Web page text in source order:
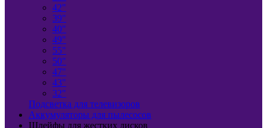
42"
39"
40"
49"
55"
50"
47"
43"
32"
Подсветка для телевизоров
Аккумуляторы для пылесосов
Шлейфы для жестких дисков